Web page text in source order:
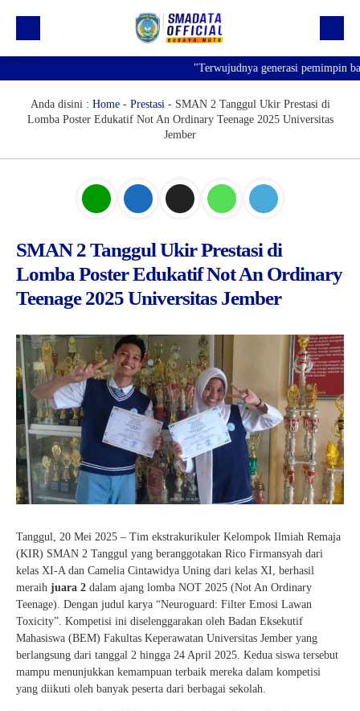
Profil
Prestasi
"Terwujudnya generasi pemimpin
Anda disini : Home- Prestasi- SMAN 2 Tanggul Ukir Prestasi di
Lomba Poster Edukatif Not An Ordinary Teenage 2025 Universitas
Jember
SMAN 2 Tanggul Ukir Prestasi di
Lomba Poster Edukatif Not An Ordinary
Teenage 2025 Universitas Jember
Tanggul, 20 Mei 2025 – Tim ekstrakurikuler Kelompok Ilmiah Remaja
(KIR) SMAN 2 Tanggul yang beranggotakan Rico Firmansyah dari
kelas XI-A dan Camelia Cintawidya Uning dari kelas XI, berhasil
meraih juara 2 dalam ajang lomba NOT 2025 (Not An Ordinary
Teenage). Dengan judul karya “Neuroguard: Filter Emosi Lawan
Toxicity”. Kompetisi ini diselenggarakan oleh Badan Eksekutif
Mahasiswa (BEM) Fakultas Keperawatan Universitas Jember yang
berlangsung dari tanggal 2 hingga 24 April 2025. Kedua siswa tersebut
mampu menunjukkan kemampuan terbaik mereka dalam kompetisi
yang diikuti oleh banyak peserta dari berbagai sekolah.